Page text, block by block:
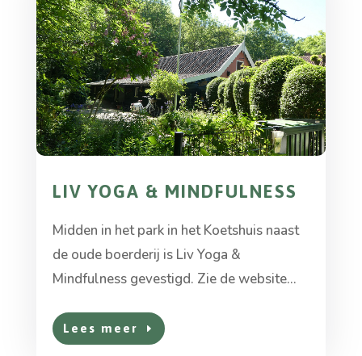
LIV YOGA & MINDFULNESS
Midden in het park in het Koetshuis naast
de oude boerderij is Liv Yoga &
Mindfulness gevestigd. Zie de website...
Lees meer